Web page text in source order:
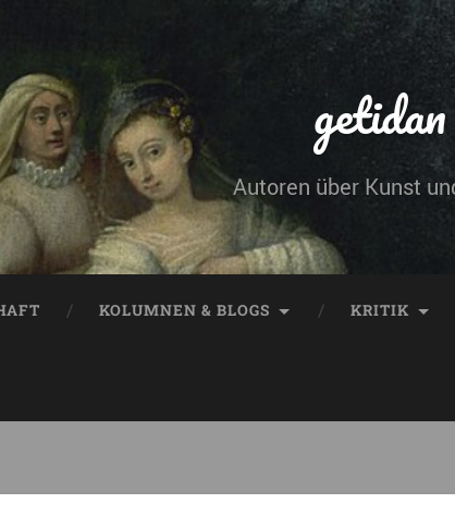
getidan
Autoren über Kunst
KOLUMNEN & BLOGS KRITIK